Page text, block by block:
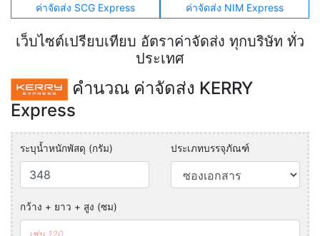
ค่าจัดส่ง SCG Express
ค่าจัดส่ง NIM Express
เว็บไซต์เปรียบเทียบ อัตราค่าจัดส่ง ทุกบริษัท ทั่ว
ประเทศ
คำนวณ ค่าจัดส่ง KERRY
Express
ระบุน้ำหนักพัสดุ (กรัม) ประเภทบรรจุภัณฑ์
กว้าง + ยาว + สูง (ซม)